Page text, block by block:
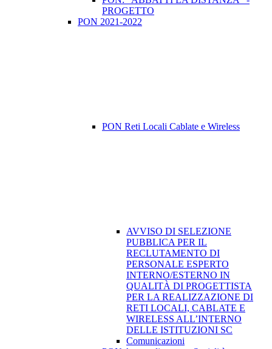
PROGETTO
PON 2021-2022
PON Reti Locali Cablate e Wireless
AVVISO DI SELEZIONE
PUBBLICA PER IL
RECLUTAMENTO DI
PERSONALE ESPERTO
INTERNO/ESTERNO IN
QUALITÀ DI PROGETTISTA
PER LA REALIZZAZIONE DI
RETI LOCALI, CABLATE E
WIRELESS ALL’INTERNO
DELLE ISTITUZIONI SC
Comunicazioni